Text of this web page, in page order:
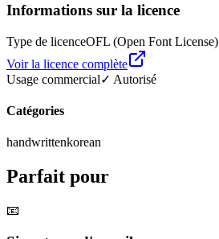
Informations sur la licence
Type de licenceOFL (Open Font License)
Voir la licence complète
Usage commercial✓ Autorisé
Catégories
handwrittenkorean
Parfait pour
📧